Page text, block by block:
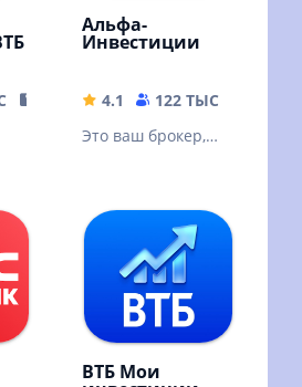
334.92 MB
Альфа-
Инвестиции
4.1 122 ТЫС
Это ваш брокер,
облигации, ЦФА,
фонды, валюту
ВТБ Мои